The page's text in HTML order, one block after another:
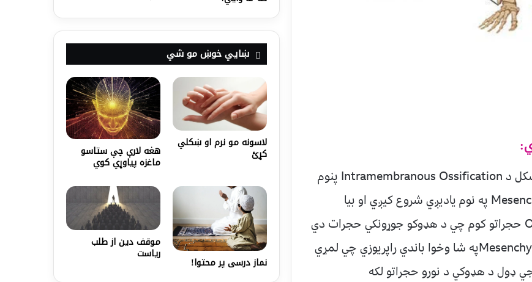
مثلا : هموار هډوکي لکه د سرد کاسي هډوکي تشکل د Intramembranous Ossification پنوم
ياديږي چي د يو خاص ارتباطي نسج چي د Mesenchyme په نوم ياديږي شروع کيږي او بيا
وروسته يوه اندازه Mesenchyme پهOsteoblast حجراتو کوم چي د هډوکو جوړونکي حجرات دي
بدليږي وروسته دغه Osteoblast حجرات د Mesenchymeپه شا وخوا باندي راپريوزي چي لمړي
ډول د هډوکي د نورو حجراتو لکه
ښايي خوښ مو شي
لاسونه مو نرم او ښکلي
کړئ هغه لارې چې ستاسو
ماغزه پياوړي کوي
نماز درسی پر محتوا!
موقف دین از طلب
ریاست